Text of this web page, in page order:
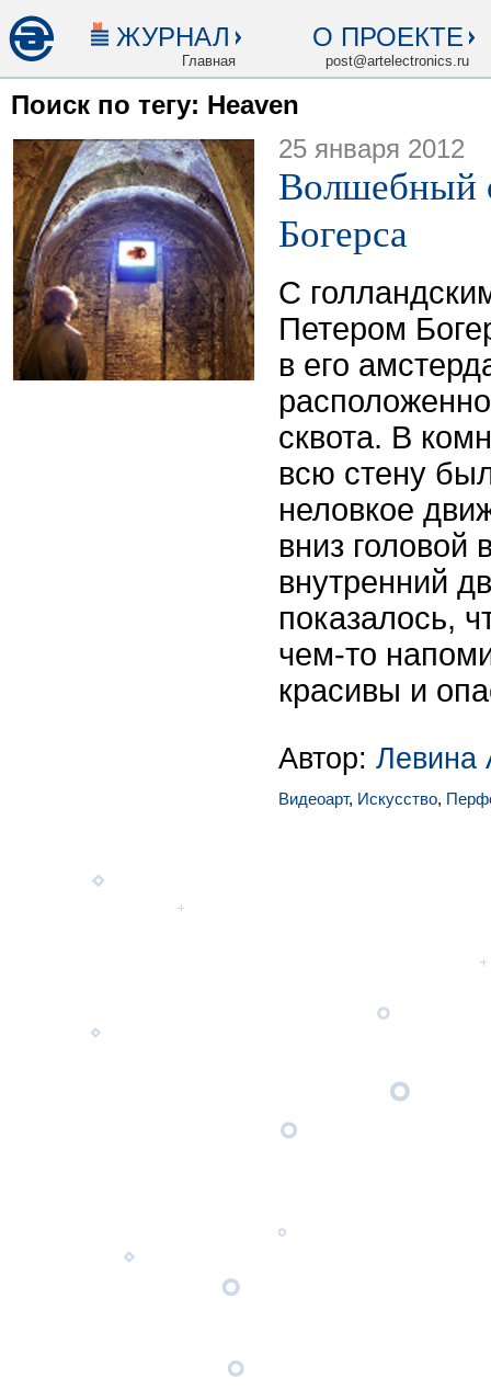
ЖУРНАЛ
Главная
О ПРОЕКТЕ
post@artelectronics.ru
Поиск по тегу: Heaven
25 января 2012
Волшебный
Богерса
С
Петером
в его
сквота. В
всю стену
неловкое
вниз головой
внутренний
показалось,
чем-то
красивы и
Автор: Левина
Видеоарт, Искусство,